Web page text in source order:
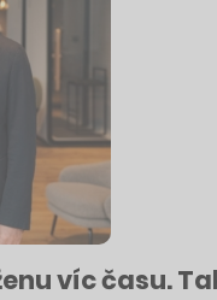
víc času.